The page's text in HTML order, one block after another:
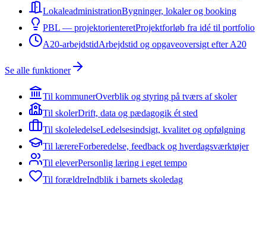
LokaleadministrationBygninger, lokaler og booking
PBL — projektorienteretProjektforløb fra idé til portfolio
A20-arbejdstidArbejdstid og opgaveoversigt efter A20
Se alle funktioner
Til kommunerOverblik og styring på tværs af skoler
Til skolerDrift, data og pædagogik ét sted
Til skoleledelseLedelsesindsigt, kvalitet og opfølgning
Til lærereForberedelse, feedback og hverdagsværktøjer
Til eleverPersonlig læring i eget tempo
Til forældreIndblik i barnets skoledag